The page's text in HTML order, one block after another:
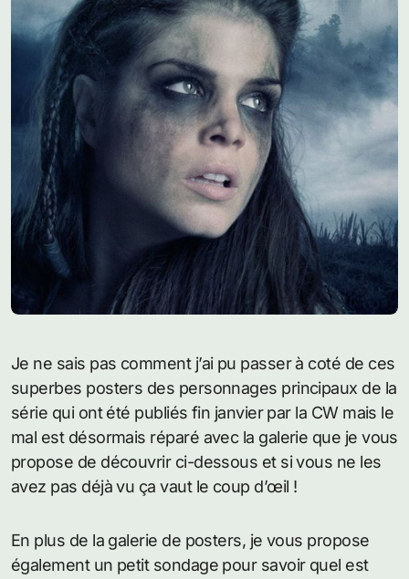
Je ne sais pas comment j’ai pu passer à coté de ces
superbes posters des personnages principaux de la
série qui ont été publiés fin janvier par la CW mais le
mal est désormais réparé avec la galerie que je vous
propose de découvrir ci-dessous et si vous ne les
avez pas déjà vu ça vaut le coup d’œil !
En plus de la galerie de posters, je vous propose
également un petit sondage pour savoir quel est